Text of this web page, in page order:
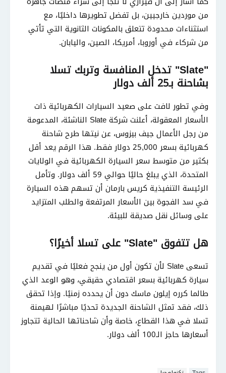
من موردين خارجيين، بل تفضل تطويرها داخليًا، مع
استثناءات محدودة تتعلق بالمكونات الثانوية التي تأتي
من شركاء في أوروبا، أمريكا، الصين، واليابان.
"Slate" تدخل المنافسة وتربك تسلا
بشاحنة بـ25 ألف دولار
وفي تطور لافت على صعيد السيارات الكهربائية ذات
الأسعار المعقولة، أعلنت شركة Slate الناشئة، المدعومة
من رجل الأعمال جيف بيزوس، عن نيتها طرح شاحنة
كهربائية بسعر 25,000 دولار فقط. هذا الرقم يعد أقل
بكثير من متوسط سعر السيارة الكهربائية في الولايات
المتحدة، الذي يبلغ حاليًا حوالي 59 ألف دولار. وتأمل
الرئيسة التنفيذية كريس بارمان أن تسهم هذه السيارة
في سد الفجوة بين الأسعار المرتفعة والطلب المتزايد
على وسائل نقل صديقة للبيئة.
هل تتفوق "Slate" على تسلا أخيرًا؟
تسعى Slate لأن تكون أول من ينجح فعليًا في تقديم
سيارة كهربائية بسعر اقتصادي حقيقي، وهو الوعد الذي
طالما كرره إيلون ماسك دون أن يحدده زمنيًا. وإذا تحقق
ذلك، فقد تمثل الشاحنة الجديدة تحديًا مباشرًا لهيمنة
تسلا في هذا القطاع، خاصة وأن شاحناتها الحالية تتجاوز
أسعارها حاجز الـ100 ألف دولار.